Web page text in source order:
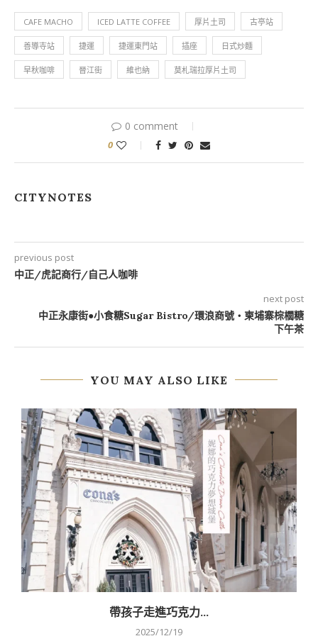
CAFE MACHO ICED LATTE COFFEE 厚片土司 古亭站
善導寺站 捷運 捷運東門站 插座 日式炒麵
早秋咖啡 晉江街 維也納 莫札瑞拉厚片土司
0 comment
0
CITYNOTES
previous post
中正/虎記商行/自己人咖啡
next post
中正永康街●小食糖Sugar Bistro/環浪商號‧柬埔寨棕櫚糖
下午茶
YOU MAY ALSO LIKE
帶孩子走進巧克力...
2025/12/19